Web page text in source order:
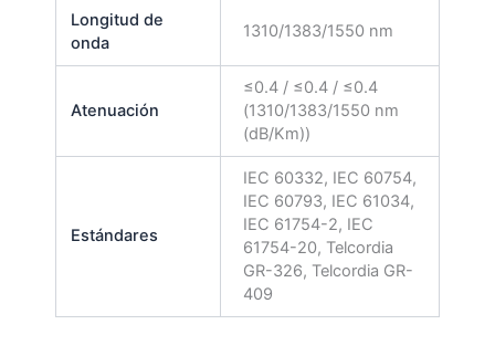
Longitud de
onda
1310/1383/1550 nm
Atenuación
≤0.4 / ≤0.4 / ≤0.4
(1310/1383/1550 nm
(dB/Km))
Estándares
IEC 60332, IEC 60754,
IEC 60793, IEC 61034,
IEC 61754-2, IEC
61754-20, Telcordia
GR-326, Telcordia GR-
409